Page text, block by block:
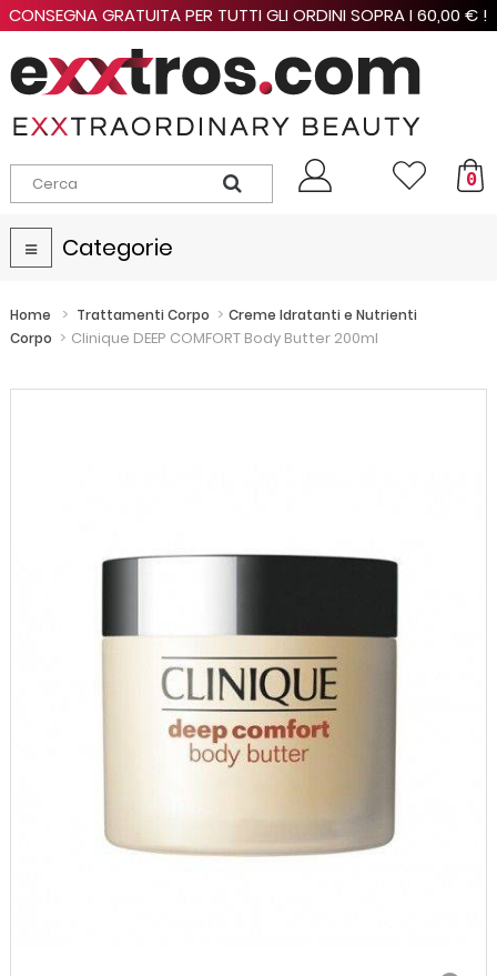
CONSEGNA GRATUITA PER TUTTI GLI ORDINI SOPRA I 60,00 € !
0
Navigazione
Toggle
Categorie
Home > Trattamenti Corpo > Creme Idratanti e Nutrienti
Corpo > Clinique DEEP COMFORT Body Butter 200ml